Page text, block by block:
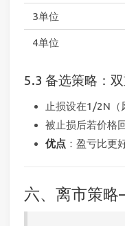
3单位
4单位
5.3 备选策略：
止损设在1/2N（
被止损后若价格
优点：盈亏比更
六、离市策